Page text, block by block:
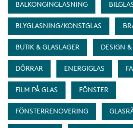
BALKONGINGLASNING
BLYGLASNING/KONSTGLAS
BUTIK & GLASLAGER DESIGN
DÖRRAR ENERGIGLAS
FILM PÅ GLAS FÖNSTER
FÖNSTERRENOVERING